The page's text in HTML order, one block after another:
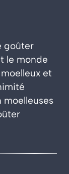
goûter
le monde
et
moelleuses